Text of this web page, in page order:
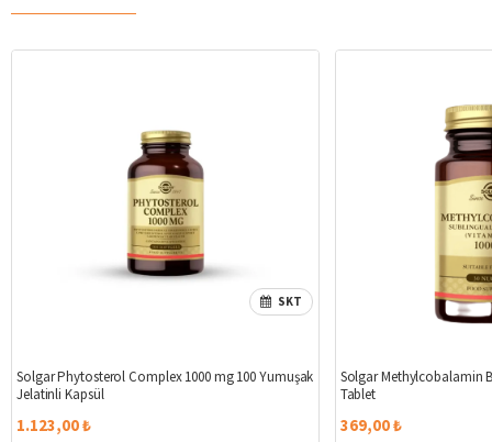
SKT
Solgar Phytosterol Complex 1000 mg 100 Yumuşak
Jelatinli Kapsül
1.123,00 ₺
Solgar Methylcobalamin
Tablet
369,00 ₺